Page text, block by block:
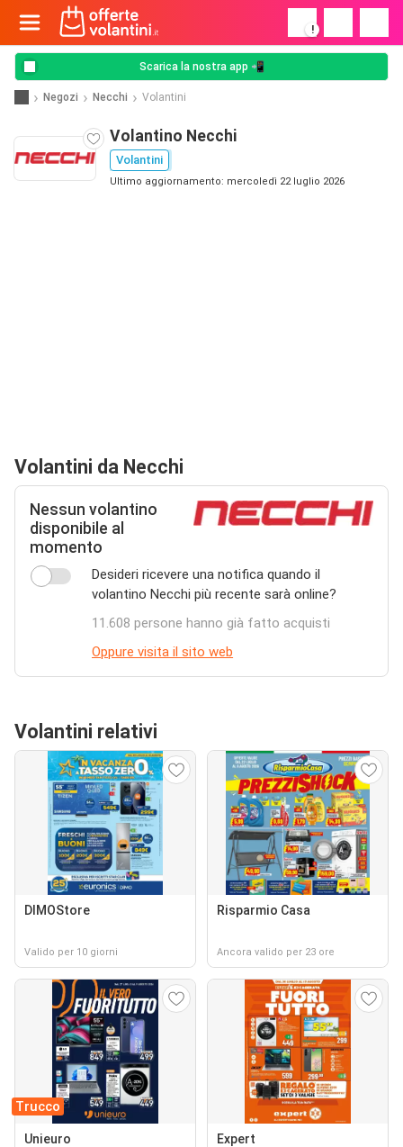
!
Scarica la nostra app 📲
Negozi Necchi Volantini
Volantino Necchi
Volantini
Ultimo aggiornamento: mercoledì 22 luglio 2026
Volantini da Necchi
Nessun volantino
disponibile al
momento
Desideri ricevere una notifica quando il
volantino Necchi più recente sarà online?
11.608 persone hanno già fatto acquisti
Oppure visita il sito web
Volantini relativi
DIMOStore
Valido per 10 giorni
Risparmio Casa
Ancora valido per 23 ore
Trucco
Unieuro Expert